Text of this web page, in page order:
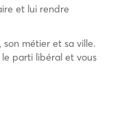
et lui rendre
métier et sa ville.
parti libéral et vous